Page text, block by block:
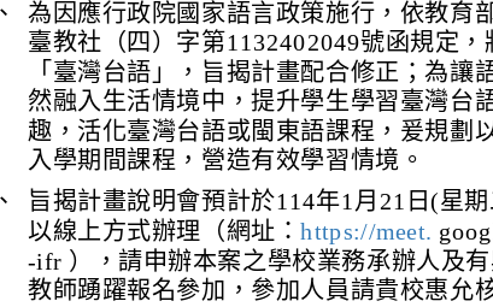
為因應行政院國家語言政策施行，依教育
臺教社（四）字第1132402049號函規定
「臺灣台語」，旨揭計畫配合修正；為讓
然融入生活情境中，提升學生學習臺灣台
趣，活化臺灣台語或閩東語課程，爰規劃
入學期間課程，營造有效學習情境。
旨揭計畫說明會預計於114年1月21日(星期
以線上方式辦理（網址：https://meet.
-ifr ），請申辦本案之學校業務承辦人及
教師踴躍報名參加，參加人員請貴校惠允